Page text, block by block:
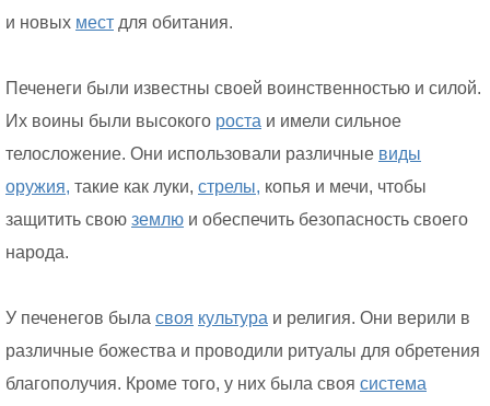
и новых мест для обитания.
Печенеги были известны своей воинственностью и силой.
Их воины были высокого роста и имели сильное
телосложение. Они использовали различные виды
оружия, такие как луки, стрелы, копья и мечи, чтобы
защитить свою землю и обеспечить безопасность своего
народа.
У печенегов была своя культура и религия. Они верили в
различные божества и проводили ритуалы для обретения
благополучия. Кроме того, у них была своя система